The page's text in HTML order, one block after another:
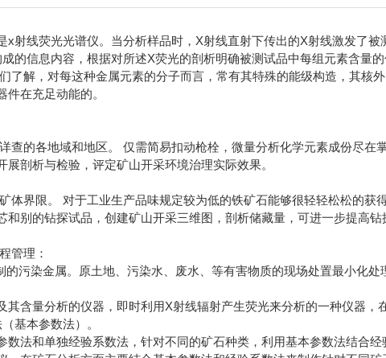
x射线荧光光谱仪。当分析样品时，X射线直射下传出的X射线激发了被
的信息内容，根据对所述X荧光的剖析明确被测试品中每组元素含量
了解，对每这种金属元素的分子而言，常有其特殊的能级构造，其核
在充足动能的。
查的各地域和地区。 仅需简易扣动枪栓，微量分析化学元素成份尽在
剖析与检验，评定矿山开采环境治理实际效果。
体界限。 对于工业生产品味规定较为低的铁矿石能够很轻轻松松的获
和别的钻探试品，创建矿山开采三维图，剖析储藏量，可进一步提高
管理：
污染金属。原土地、污染水、废水、等有害物质的现场处置最小化处
其含量分析的仪器，即时利用X射线辐射产生荧光来分析的一种仪器，
基本参数法）。
数法和单独经验系数法，针对不同的矿石种类，利用基本参数法结合